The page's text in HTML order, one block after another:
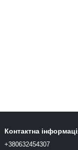
Контактна
+380632454307